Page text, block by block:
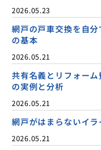
2026.05.23
網戸の戸車交換を自
の基本
2026.05.21
共有名義とリフォー
の実例と分析
2026.05.21
網戸がはまらないイ
2026.05.21